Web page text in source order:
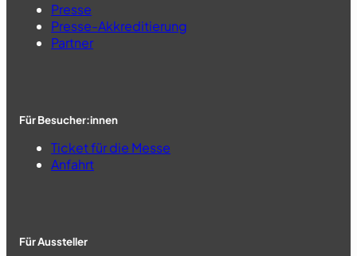
Presse
Presse-Akkreditierung
Partner
Für Besucher:innen
Ticket für die Messe
Anfahrt
Für Aussteller